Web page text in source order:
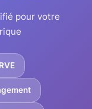
pour votre